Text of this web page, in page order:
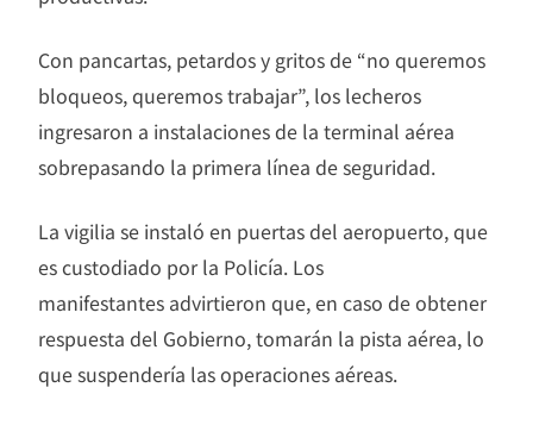
Con pancartas, petardos y gritos de “no queremos
bloqueos, queremos trabajar”, los lecheros
ingresaron a instalaciones de la terminal aérea
sobrepasando la primera línea de seguridad.
La vigilia se instaló en puertas del aeropuerto, que
es custodiado por la Policía. Los
manifestantes advirtieron que, en caso de obtener
respuesta del Gobierno, tomarán la pista aérea, lo
que suspendería las operaciones aéreas.